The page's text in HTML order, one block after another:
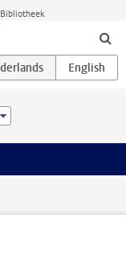
Bibliotheek